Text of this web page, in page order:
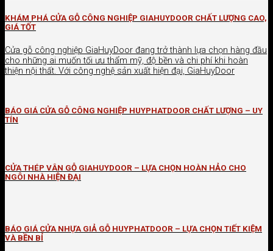
KHÁM PHÁ CỬA GỖ CÔNG NGHIỆP GIAHUYDOOR CHẤT LƯỢNG CAO,
GIÁ TỐT
Cửa gỗ công nghiệp GiaHuyDoor đang trở thành lựa chọn hàng đầu
cho những ai muốn tối ưu thẩm mỹ, độ bền và chi phí khi hoàn
thiện nội thất. Với công nghệ sản xuất hiện đại, GiaHuyDoor
BÁO GIÁ CỬA GỖ CÔNG NGHIỆP HUYPHATDOOR CHẤT LƯỢNG – UY
TÍN
CỬA THÉP VÂN GỖ GIAHUYDOOR – LỰA CHỌN HOÀN HẢO CHO
NGÔI NHÀ HIỆN ĐẠI
BÁO GIÁ CỬA NHỰA GIẢ GỖ HUYPHATDOOR – LỰA CHỌN TIẾT KIỆM
VÀ BỀN BỈ